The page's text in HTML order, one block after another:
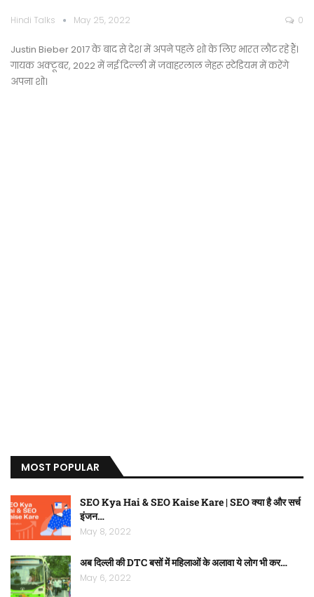
Hindi Talks May 25, 2022 0
Justin Bieber 2017 के बाद से देश में अपने पहले शो के लिए भारत लौट रहे हैं।
गायक अक्टूबर, 2022 में नई दिल्ली में जवाहरलाल नेहरू स्टेडियम में करेंगे
अपना शो।
MOST POPULAR
SEO Kya Hai & SEO Kaise Kare | SEO क्या है और सर्च
इंजन…
May 8, 2022
अब दिल्ली की DTC बसों में महिलाओं के अलावा ये लोग भी कर…
May 6, 2022